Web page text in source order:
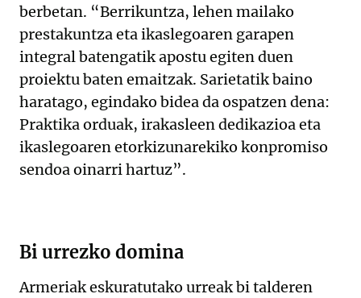
berbetan. “Berrikuntza, lehen mailako
prestakuntza eta ikaslegoaren garapen
integral batengatik apostu egiten duen
proiektu baten emaitzak. Sarietatik baino
haratago, egindako bidea da ospatzen dena:
Praktika orduak, irakasleen dedikazioa eta
ikaslegoaren etorkizunarekiko konpromiso
sendoa oinarri hartuz”.
Bi urrezko domina
Armeriak eskuratutako urreak bi talderen